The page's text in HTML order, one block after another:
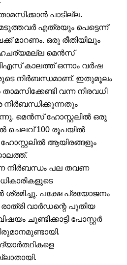
പാടില്ല.
എത്രയും പെട്ടെന്ന്
മാറണം. ഒരു രീതിയിലും
മെൻസ്
കാലത്ത് ഒന്നാം വർഷ
നിർബന്ധമാണ്. ഇതുമൂലം
വന്ന നിരവധി
നിർബന്ധിക്കുന്നതും
മെൻസ് ഹോസ്റ്റലിൽ ഒരു
ചെലവ് 100 രൂപയിൽ
ആയിരങ്ങളും
നിർബന്ധം പല തവണ
ശ്രമിച്ചു. പക്ഷേ പ്രയോജനം
വാർഡന്റെ പുതിയ
ചൂണ്ടിക്കാട്ടി പോസ്റ്റർ